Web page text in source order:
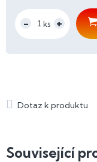
cena:
Související